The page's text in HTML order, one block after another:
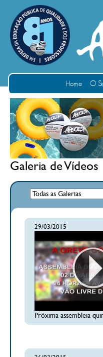
Home O
Galeria de Vídeos
29/03/2015
Próxima assembleia